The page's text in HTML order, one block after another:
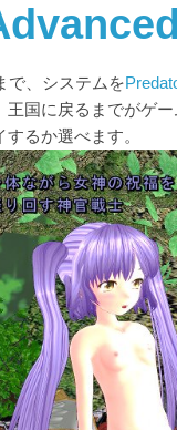
で、システムを
国に戻るまでがゲー
るか選べます。